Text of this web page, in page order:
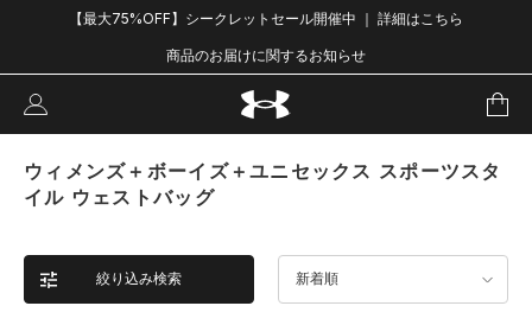
【最大75%OFF】シークレットセール開催中 ｜ 詳細はこちら
商品のお届けに関するお知らせ
ウィメンズ＋ボーイズ＋ユニセックス スポーツスタ
イル ウェストバッグ
絞り込み検索 新着順